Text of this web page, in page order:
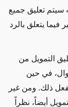
سيتم تعليق جميع
فيما يتعلق بالرد
التمويل من
في حين
تفعل ذلك. ومن غير
أيضاً، نظراً